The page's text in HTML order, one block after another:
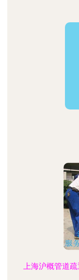
上海沪概管道